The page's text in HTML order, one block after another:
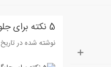
5 نکته برای جلوگیری از کمردرد در کودکان دبستانی
نوشته شده در تاریخ